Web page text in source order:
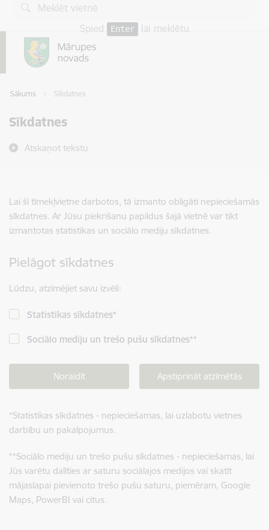
Pāriet uz lapas saturu
Spied
Enter lai meklētu
Sākums Sīkdatnes
Sīkdatnes
Atskaņot tekstu
Lai šī tīmekļvietne darbotos, tā izmanto obligāti nepieciešamās
sīkdatnes. Ar Jūsu piekrišanu papildus šajā vietnē var tikt
izmantotas statistikas un sociālo mediju sīkdatnes.
Pielāgot sīkdatnes
Lūdzu, atzīmējiet savu izvēli:
Statistikas sīkdatnes*
Sociālo mediju un trešo pušu sīkdatnes**
Noraidīt Apstiprināt atzīmētās
*Statistikas sīkdatnes - nepieciešamas, lai uzlabotu vietnes
darbību un pakalpojumus.
**Sociālo mediju un trešo pušu sīkdatnes - nepieciešamas, lai
Jūs varētu dalīties ar saturu sociālajos medijos vai skatīt
mājaslapai pievienoto trešo pušu saturu, piemēram, Google
Maps, PowerBI vai citus.